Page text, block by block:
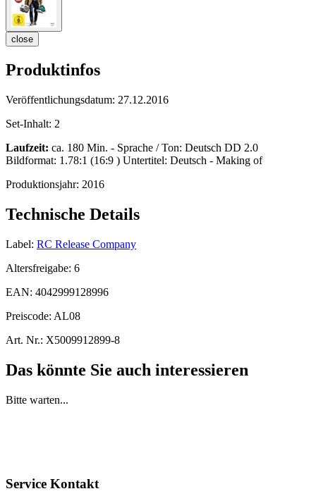
close
Produktinfos
Veröffentlichungsdatum: 27.12.2016
Set-Inhalt: 2
Laufzeit: ca. 180 Min. - Sprache / Ton: Deutsch DD 2.0
Bildformat: 1.78:1 (16:9 ) Untertitel: Deutsch - Making of
Produktionsjahr: 2016
Technische Details
Label: RC Release Company
Altersfreigabe: 6
EAN: 4042999128996
Preiscode: AL08
Art. Nr.: X5009912899-8
Das könnte Sie auch interessieren
Bitte warten...
Service Kontakt